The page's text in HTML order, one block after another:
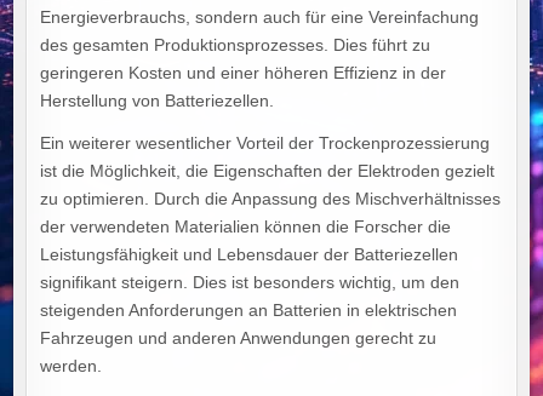
Energieverbrauchs, sondern auch für eine Vereinfachung
des gesamten Produktionsprozesses. Dies führt zu
geringeren Kosten und einer höheren Effizienz in der
Herstellung von Batteriezellen.
Ein weiterer wesentlicher Vorteil der Trockenprozessierung
ist die Möglichkeit, die Eigenschaften der Elektroden gezielt
zu optimieren. Durch die Anpassung des Mischverhältnisses
der verwendeten Materialien können die Forscher die
Leistungsfähigkeit und Lebensdauer der Batteriezellen
signifikant steigern. Dies ist besonders wichtig, um den
steigenden Anforderungen an Batterien in elektrischen
Fahrzeugen und anderen Anwendungen gerecht zu
werden.